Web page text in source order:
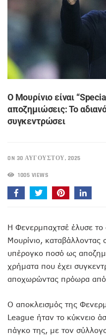
O Μουρίνιο είναι
αποζημιώσεις: Το
συγκεντρώσει
ON 30 ΑΥΓΟΎΣΤΟΥ, 2025
1005 VIEWS
Η Φενερμπαχτσέ έλυσε το
Μουρίνιο, καταβάλλοντας
υπέρογκο ποσό ως
χρήματα που έχει
αποχωρώντας πρόωρα
Ο αποκλεισμός της
League ήταν το κύκνειο
πάγκο της, με τον